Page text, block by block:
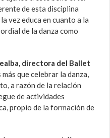
de esta disciplina
vez educa en cuanto a la
de la danza como
directora del Ballet
que celebrar la danza,
a razón de la relación
de actividades
propio de la formación de